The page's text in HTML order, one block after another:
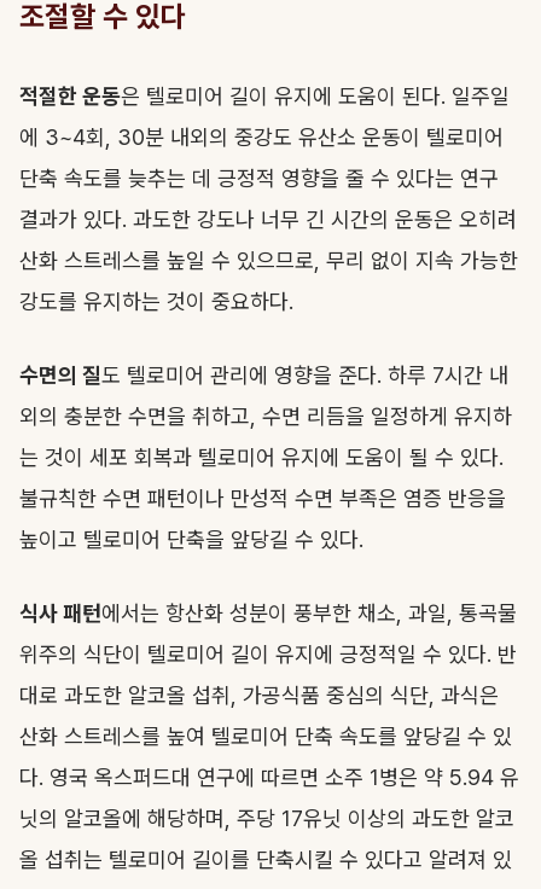
조절할 수 있다
적절한 운동은 텔로미어 길이 유지에 도움이 된다. 일주일
에 3~4회, 30분 내외의 중강도 유산소 운동이 텔로미어
단축 속도를 늦추는 데 긍정적 영향을 줄 수 있다는 연구
결과가 있다. 과도한 강도나 너무 긴 시간의 운동은 오히려
산화 스트레스를 높일 수 있으므로, 무리 없이 지속 가능한
강도를 유지하는 것이 중요하다.
수면의 질도 텔로미어 관리에 영향을 준다. 하루 7시간 내
외의 충분한 수면을 취하고, 수면 리듬을 일정하게 유지하
는 것이 세포 회복과 텔로미어 유지에 도움이 될 수 있다.
불규칙한 수면 패턴이나 만성적 수면 부족은 염증 반응을
높이고 텔로미어 단축을 앞당길 수 있다.
식사 패턴에서는 항산화 성분이 풍부한 채소, 과일, 통곡물
위주의 식단이 텔로미어 길이 유지에 긍정적일 수 있다. 반
대로 과도한 알코올 섭취, 가공식품 중심의 식단, 과식은
산화 스트레스를 높여 텔로미어 단축 속도를 앞당길 수 있
다. 영국 옥스퍼드대 연구에 따르면 소주 1병은 약 5.94 유
닛의 알코올에 해당하며, 주당 17유닛 이상의 과도한 알코
올 섭취는 텔로미어 길이를 단축시킬 수 있다고 알려져 있